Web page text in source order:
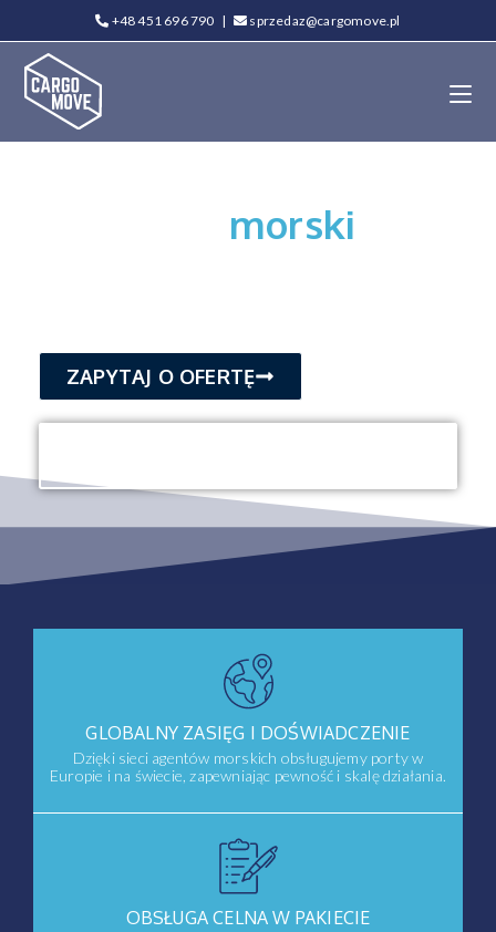
+48 451 696 790 | sprzedaz@cargomove.pl
morski
ZAPYTAJ O OFERTĘ
GLOBALNY ZASIĘG I DOŚWIADCZENIE
Dzięki sieci agentów morskich obsługujemy porty w
Europie i na świecie, zapewniając pewność i skalę działania.
OBSŁUGA CELNA W PAKIECIE